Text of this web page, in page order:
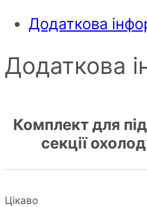
Додаткова
Додаткова
Комплект для
секції
Цікаво